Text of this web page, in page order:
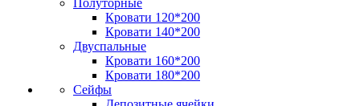
Полуторные
Кровати 120*200
Кровати 140*200
Двуспальные
Кровати 160*200
Кровати 180*200
Сейфы